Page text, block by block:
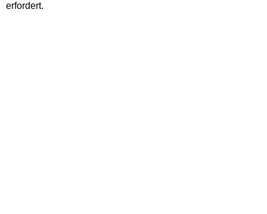
erfordert.